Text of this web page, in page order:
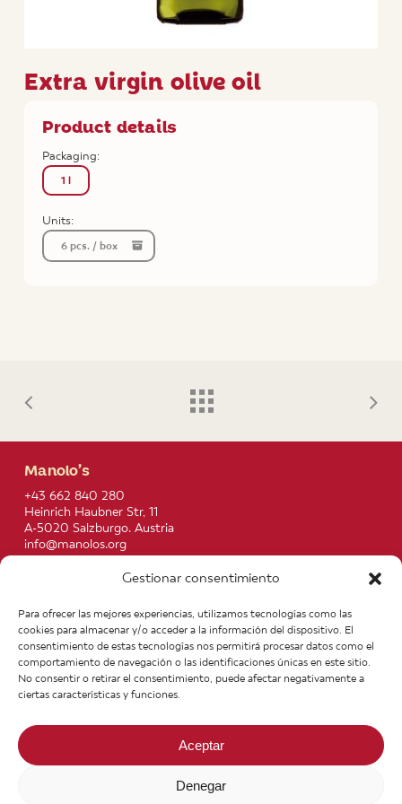
Gestionar consentimiento
Para ofrecer las mejores experiencias, utilizamos tecnologías como las
cookies para almacenar y/o acceder a la información del dispositivo. El
consentimiento de estas tecnologías nos permitirá procesar datos como el
comportamiento de navegación o las identificaciones únicas en este sitio.
No consentir o retirar el consentimiento, puede afectar negativamente a
ciertas características y funciones.
Aceptar
Denegar
Extra virgin olive oil
Product details
Packaging:
1 l
Units:
6 pcs. / box
Manolo’s
+43 662 840 280
Heinrich Haubner Str, 11
A-5020 Salzburgo. Austria
info@manolos.org
About us
Products
Infos
News
Contact
Join our Team
Legal notice
General Terms of Purchase